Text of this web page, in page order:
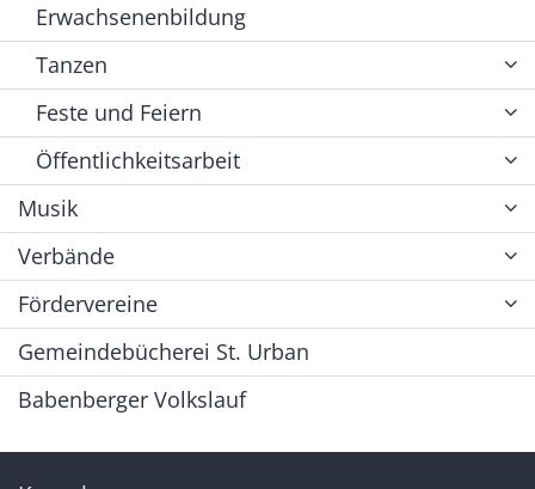
Erwachsenenbildung
Tanzen
Feste und Feiern
Öffentlichkeitsarbeit
Musik
Verbände
Fördervereine
Gemeindebücherei St. Urban
Babenberger Volkslauf